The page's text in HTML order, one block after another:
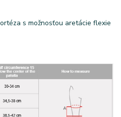
s možnosťou aretácie flexie